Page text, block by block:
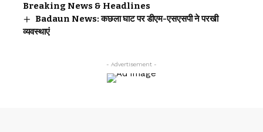
Breaking News & Headlines
Badaun News: कछला घाट पर डीएम-एसएसपी ने परखी
व्यवस्थाएं
- Advertisement -